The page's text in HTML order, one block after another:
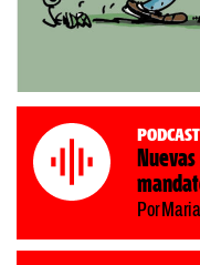
Podcast
Por